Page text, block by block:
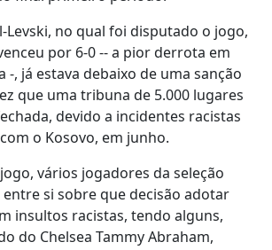
Levski, no qual foi disputado o jogo,
por 6-0 -- a pior derrota em
-, já estava debaixo de uma sanção
que uma tribuna de 5.000 lugares
devido a incidentes racistas
o Kosovo, em junho.
vários jogadores da seleção
si sobre que decisão adotar
insultos racistas, tendo alguns,
do Chelsea Tammy Abraham,